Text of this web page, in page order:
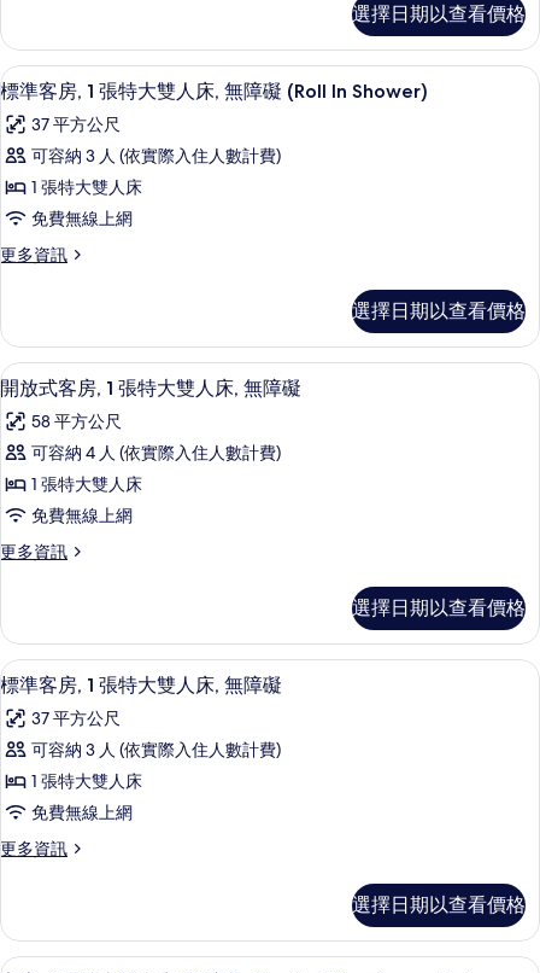
的
所
有
相
片
的
詳
情
張
特
大
雙
人
床,
無
障
Accessible)
的
所
有
相
片
式
客
房,
張
特
雙
人
無
Accessible)
的
詳
情
選擇日期以查看價格
顯
示
標
準
客
房,
1
特
大
雙
人
床,
無
障
礙
Shower)
的
所
有
相
片
高級寢具、羽絨被、舒適加層、迷你吧
8
標準客房, 1 張特大雙人床, 無障礙 (Roll In Shower)
37 平方公尺
可容納 3 人 (依實際入住人數計費)
1 張特大雙人床
免費無線上網
更多資訊
更
客
房,
1
張
特
大
人
床,
障
Shower)
的
詳
情
選擇日期以查看價格
顯
示
開
放
式
客
房,
張
特
大
雙
人
床,
無
障
所
高級寢具、羽絨被、舒適加層、迷你吧
8
開放式客房, 1 張特大雙人床, 無障礙
58 平方公尺
可容納 4 人 (依實際入住人數計費)
1 張特大雙人床
免費無線上網
更多資訊
更
式
客
房,
張
特
雙
人
無
詳
情
選擇日期以查看價格
顯
示
標
準
客
房,
1
特
大
高級寢具、羽絨被、舒適加層、迷你吧
7
標準客房, 1 張特大雙人床, 無障礙
37 平方公尺
可容納 3 人 (依實際入住人數計費)
1 張特大雙人床
免費無線上網
更多資訊
更
客
房,
選擇日期以查看價格